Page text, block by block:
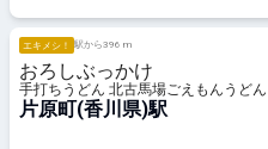
エキメシ！ 駅から396 m
おろしぶっかけ
手打ちうどん 北古馬場ごえもんうどん
片原町(香川県)駅